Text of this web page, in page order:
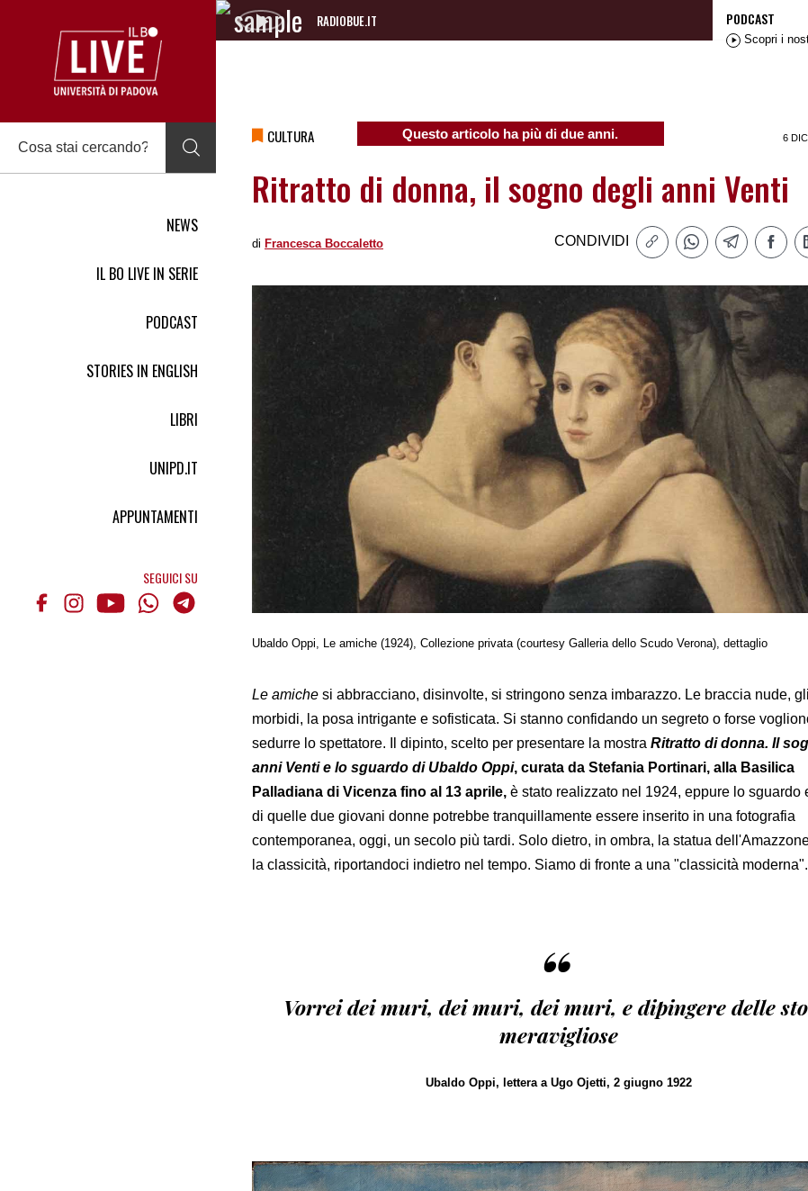
NEWS
IL BO LIVE IN SERIE
PODCAST
STORIES IN ENGLISH
LIBRI
UNIPD.IT
APPUNTAMENTI
SEGUICI SU
RADIOBUE.IT
Audio
PODCAST
Scopri i
CULTURA Questo articolo ha più di due anni. 6
Ritratto di donna, il sogno degli anni Venti
di Francesca Boccaletto CONDIVIDI
Ubaldo Oppi, Le amiche (1924), Collezione privata (courtesy Galleria dello Scudo Verona), dettaglio
Le amiche si abbracciano, disinvolte, si stringono senza imbarazzo. Le braccia nude,
morbidi, la posa intrigante e sofisticata. Si stanno confidando un segreto o forse
sedurre lo spettatore. Il dipinto, scelto per presentare la mostra Ritratto di donna. Il
anni Venti e lo sguardo di Ubaldo Oppi, curata da Stefania Portinari, alla Basilica
Palladiana di Vicenza fino al 13 aprile, è stato realizzato nel 1924, eppure lo sguardo
di quelle due giovani donne potrebbe tranquillamente essere inserito in una fotografia
contemporanea, oggi, un secolo più tardi. Solo dietro, in ombra, la statua
la classicità, riportandoci indietro nel tempo. Siamo di fronte a una "classicità moderna".
“
Vorrei dei muri, dei muri, dei muri, e dipingere delle
meravigliose
Ubaldo Oppi, lettera a Ugo Ojetti, 2 giugno 1922